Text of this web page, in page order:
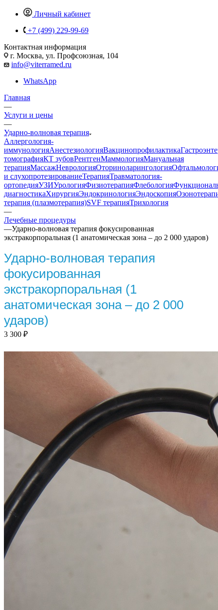
Личный кабинет
+7 (499) 229-99-69
Контактная информация
г. Москва, ул. Профсоюзная, 104
info@viterramed.ru
WhatsApp
Главная
—
Услуги и цены
—
Ударно-волновая терапия
Аллергология-
иммунологияАнестезиологияВакцинопрофилактика
томографияКТ зубовРентгенМаммологияМануальная
терапияМассажНеврологияОториноларингология
и слухопротезированиеТерапияТравматология-
ортопедияУЗИУрологияФизиотерапияФлебология
диагностикаХирургияЭндокринологияЭндоскопия
терапия (плазмотерапия)SVF терапияТрихология
—
Лечебные процедуры
—Ударно-волновая терапия фокусированная
экстракорпоральная (1 анатомическая зона – до 2 000 ударов)
Ударно-волновая терапия
фокусированная
экстракорпоральная (1
анатомическая зона – до 2 000
ударов)
3 300 ₽